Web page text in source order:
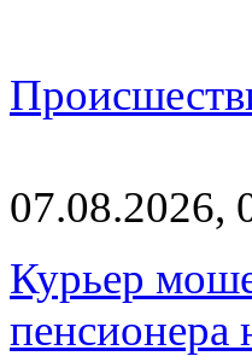
07.08.2026,
Курьер
пенсионера